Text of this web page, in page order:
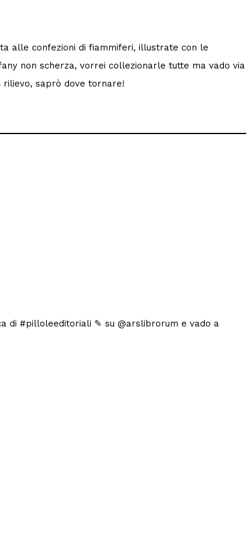
alle confezioni di fiammiferi, illustrate con le
non scherza, vorrei collezionarle tutte ma vado via
rilievo, saprò dove tornare!
di #pilloleeditoriali ✎ su @arslibrorum e vado a